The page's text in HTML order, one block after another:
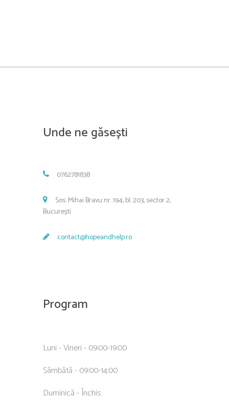
Unde ne găsești
0762781838
Sos. Mihai Bravu nr. 194, bl. 203, sector 2,
București
contact@hopeandhelp.ro
Program
Luni - Vineri - 09:00-19:00
Sâmbătă - 09:00-14:00
Duminică - Închis